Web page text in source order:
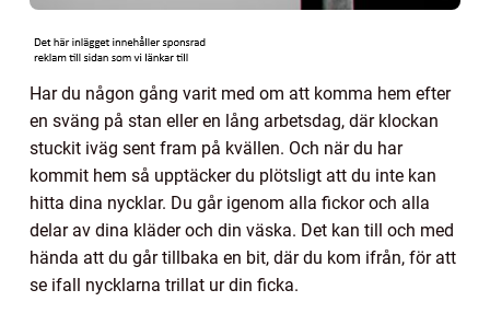
Har du någon gång varit med om att komma hem efter
en sväng på stan eller en lång arbetsdag, där klockan
stuckit iväg sent fram på kvällen. Och när du har
kommit hem så upptäcker du plötsligt att du inte kan
hitta dina nycklar. Du går igenom alla fickor och alla
delar av dina kläder och din väska. Det kan till och med
hända att du går tillbaka en bit, där du kom ifrån, för att
se ifall nycklarna trillat ur din ficka.